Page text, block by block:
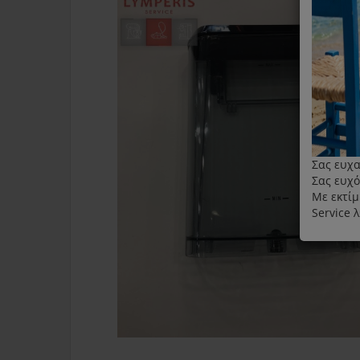
Σας
Σας
Με
Service